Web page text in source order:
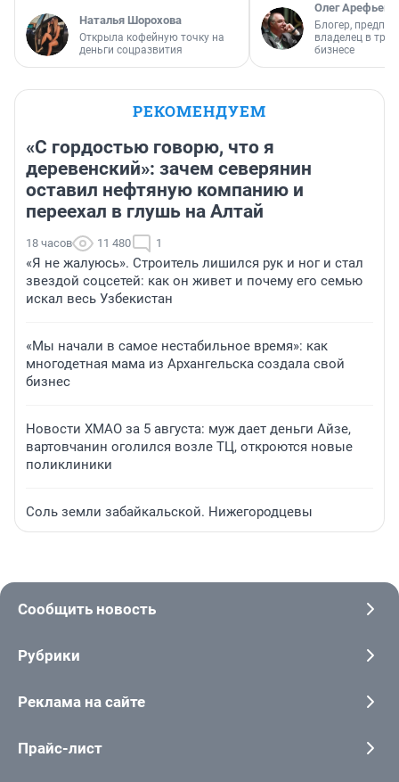
Наталья Шорохова
Открыла кофейную точку на
деньги соцразвития
Олег Арефьев
Блогер,
владелец в
бизнесе
РЕКОМЕНДУЕМ
«С гордостью говорю, что я
деревенский»: зачем северянин
оставил нефтяную компанию и
переехал в глушь на Алтай
18 часов 11 480 1
«Я не жалуюсь». Строитель лишился рук и ног и стал
звездой соцсетей: как он живет и почему его семью
искал весь Узбекистан
«Мы начали в самое нестабильное время»: как
многодетная мама из Архангельска создала свой
бизнес
Новости ХМАО за 5 августа: муж дает деньги Айзе,
вартовчанин оголился возле ТЦ, откроются новые
поликлиники
Соль земли забайкальской. Нижегородцевы
Сообщить новость
Рубрики
Реклама на сайте
Прайс-лист